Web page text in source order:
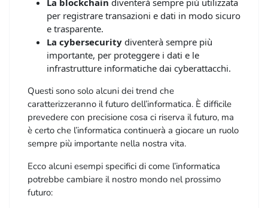
per registrare transazioni e dati in modo sicuro
e trasparente.
La cybersecurity diventerà sempre più
importante, per proteggere i dati e le
infrastrutture informatiche dai cyberattacchi.
Questi sono solo alcuni dei trend che
caratterizzeranno il futuro dell’informatica. È difficile
prevedere con precisione cosa ci riserva il futuro, ma
è certo che l’informatica continuerà a giocare un ruolo
sempre più importante nella nostra vita.
Ecco alcuni esempi specifici di come l’informatica
potrebbe cambiare il nostro mondo nel prossimo
futuro: